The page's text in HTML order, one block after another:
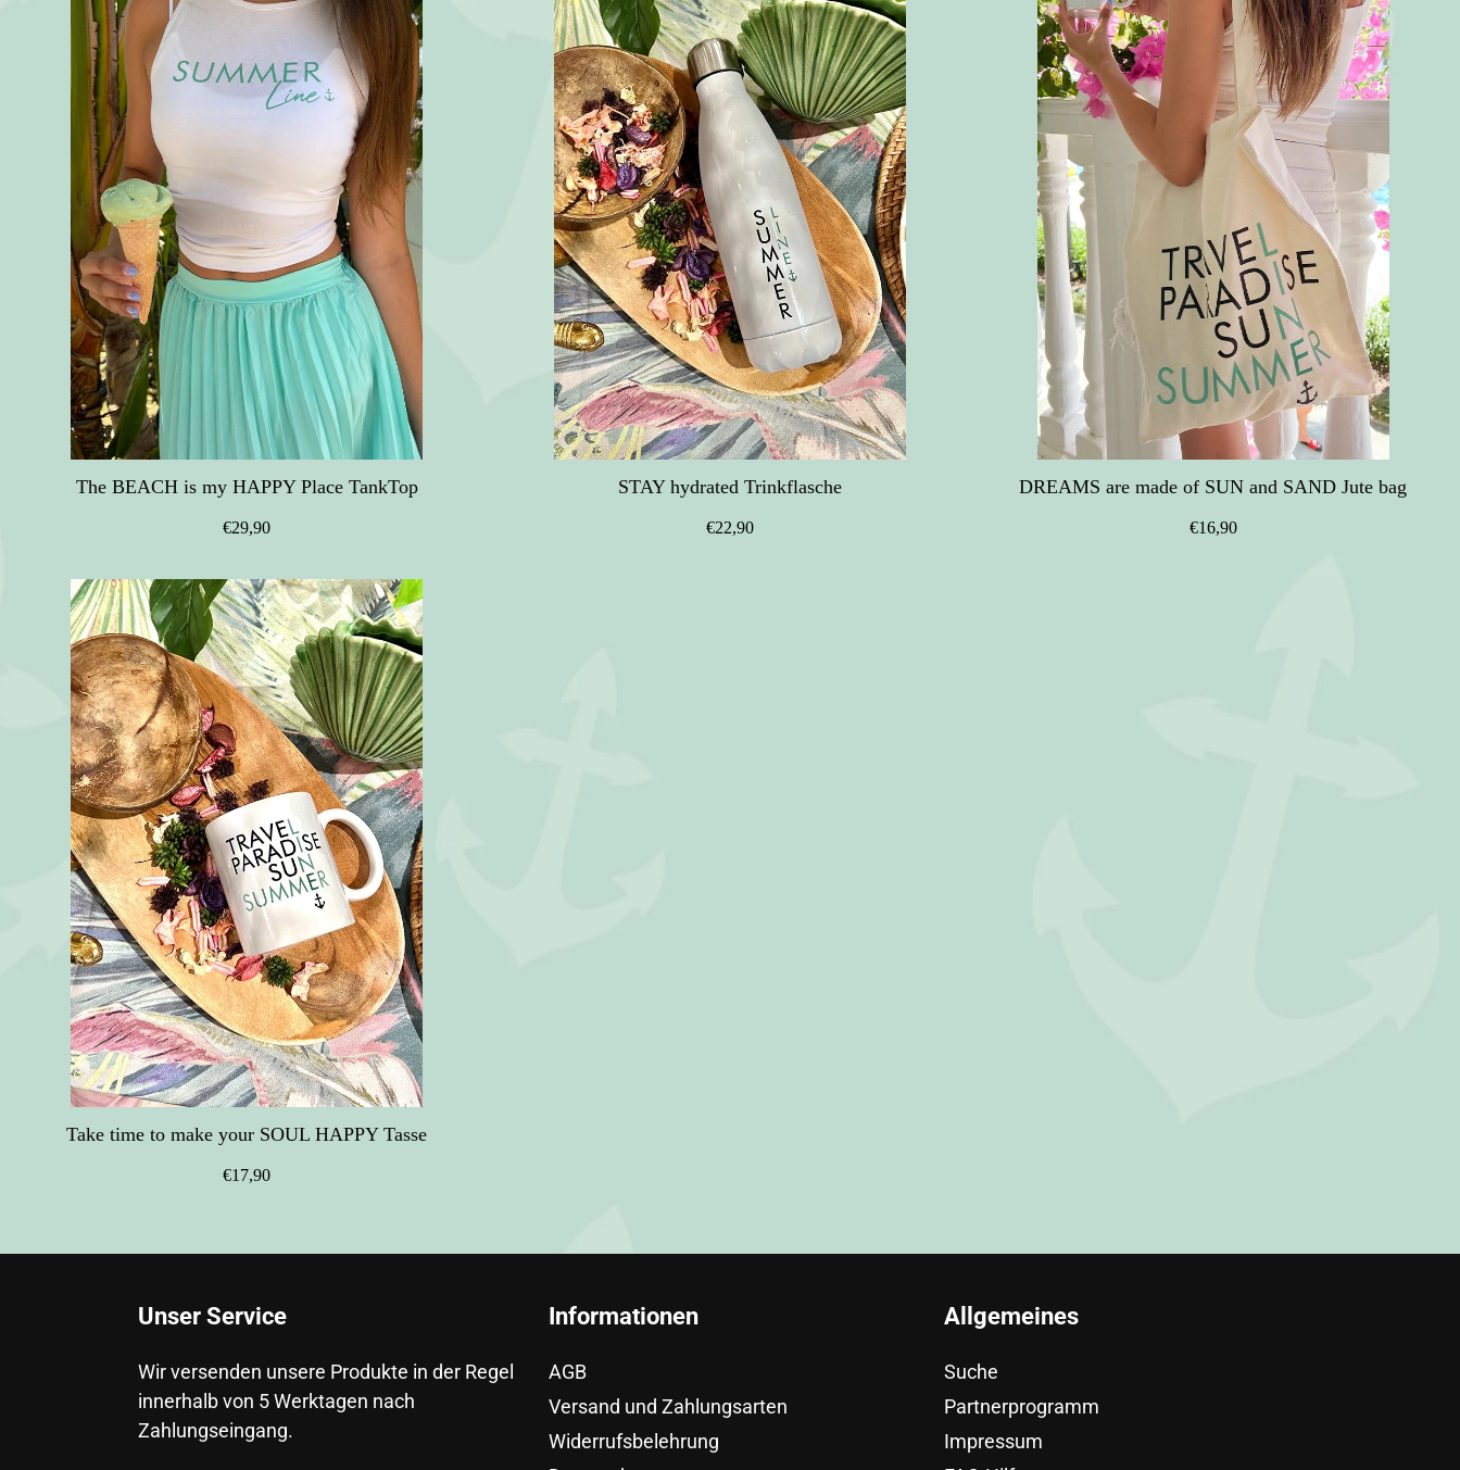
The BEACH is my HAPPY Place TankTop
€29,90
STAY hydrated Trinkflasche
€22,90
DREAMS are made of SUN and SAND Jute bag
€16,90
Take time to make your SOUL HAPPY Tasse
€17,90
Unser Service
Wir versenden unsere Produkte in der Regel
innerhalb von 5 Werktagen nach
Zahlungseingang.
Informationen
AGB
Versand und Zahlungsarten
Widerrufsbelehrung
Allgemeines
Suche
Partnerprogramm
Impressum